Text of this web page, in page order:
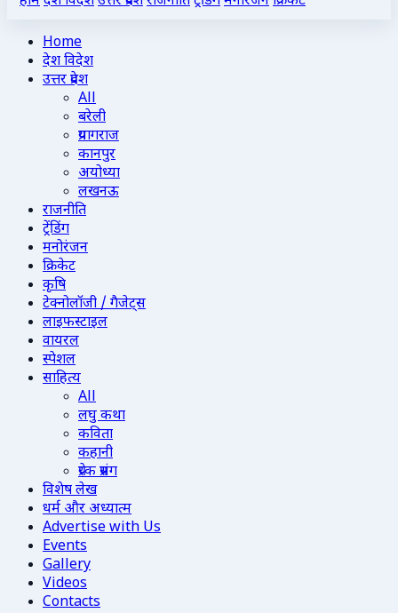
Home
देश विदेश
उत्तर प्रदेश
All
बरेली
प्रयागराज
कानपुर
अयोध्या
लखनऊ
राजनीति
ट्रेंडिंग
मनोरंजन
क्रिकेट
कृषि
टेक्नोलॉजी / गैजेट्स
लाइफस्टाइल
वायरल
स्पेशल
साहित्य
All
लघु कथा
कविता
कहानी
प्रेरक प्रसंग
विशेष लेख
धर्म और अध्यात्म
Advertise with Us
Events
Gallery
Videos
Contacts